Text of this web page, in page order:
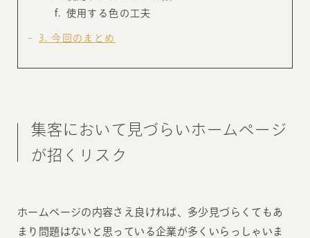
使用する色の工夫
3 今回のまとめ
集客において見づらいホームページ
が招くリスク
ホームページの内容さえ良ければ、多少見づらくてもあ
まり問題はないと思っている企業が多くいらっしゃいま